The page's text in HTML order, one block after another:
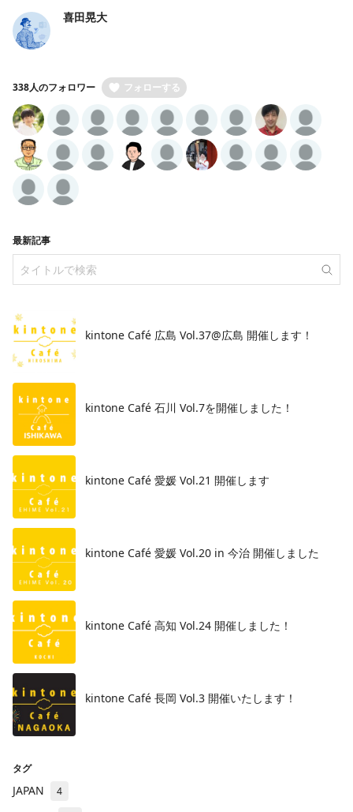
喜田晃大
338人のフォロワー フォローする
最新記事
kintone Café 広島 Vol.37@広島 開催します！
​kintone Café 石川 Vol.7を開催しました！
kintone Café 愛媛 Vol.21 開催します
kintone Café 愛媛 Vol.20 in 今治 開催しました
kintone Café 高知 Vol.24 開催しました！
kintone Café 長岡 Vol.3 開催いたします！
タグ
JAPAN 4